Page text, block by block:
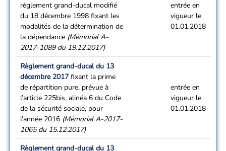
règlement grand-ducal modifié
du 18 décembre 1998 fixant les
modalités de la détermination de
la dépendance (Mémorial A-
2017-1089 du 19.12.2017)
entrée en
vigueur le
01.01.2018
Règlement grand-ducal du 13
décembre 2017 fixant la prime
de répartition pure, prévue à
l’article 225bis, alinéa 6 du Code
de la sécurité sociale, pour
l’année 2016 (Mémorial A-2017-
1065 du 15.12.2017)
entrée en
vigueur le
01.01.2018
Règlement grand-ducal du 13